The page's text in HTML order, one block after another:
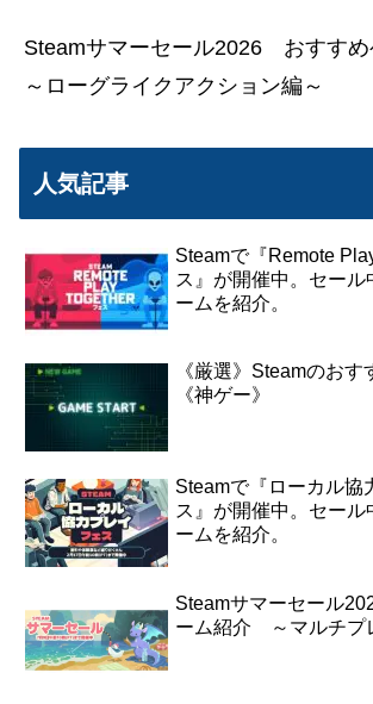
Steamサマーセール2026 おすす
～ローグライクアクション編～
人気記事
Steamで『Remote
ス』が開催中。セー
ームを紹介。
《厳選》Steamのお
《神ゲー》
Steamで『ローカル協
ス』が開催中。セー
ームを紹介。
Steamサマーセール
ーム紹介 ～マルチプ